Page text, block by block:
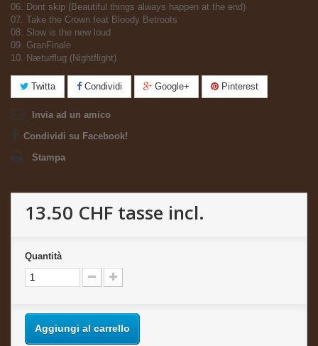
06. Dont skip (Beautiful things always happen at the end)
07. Take the Crown feat Bloody Betroots
08. Slow is the new loud
09. GranFinale
10. Næturflug (Nightflight)
Twitta Condividi Google+ Pinterest
Invia ad un amico
Condividi su Facebook!
Stampa
13.50 CHF tasse incl.
Quantità
Aggiungi al carrello